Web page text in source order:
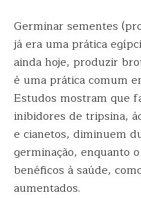
Germinar sementes
já era uma prática
ainda hoje, produzir
é uma prática comum
Estudos mostram que
inibidores de tripsina,
e cianetos, diminuem
germinação, enquanto
benéficos à saúde,
aumentados.